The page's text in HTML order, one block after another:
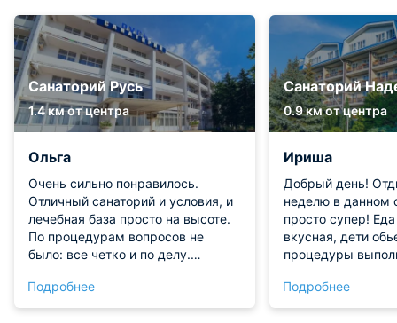
Санаторий Русь
1.4 км от центра
Ольга
Очень сильно понравилось.
Отличный санаторий и условия, и
лечебная база просто на высоте.
По процедурам вопросов не
было: все четко и по делу.
персонал тут – просто
волшебники, такое трепетное
Подробнее
Санаторий
0.9 км от центра
Ириша
Добрый день!
неделю в данном
просто супер! Еда разнообразная,
вкусная, дети
процедуры
добродушен,
бассейна для
Подробнее